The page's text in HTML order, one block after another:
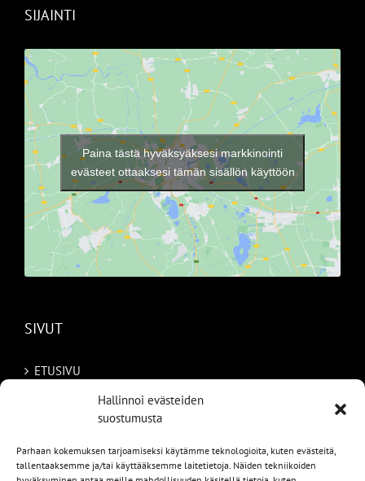
Hallinnoi evästeiden
suostumusta
Parhaan kokemuksen tarjoamiseksi käytämme teknologioita, kuten evästeitä,
tallentaaksemme ja/tai käyttääksemme laitetietoja. Näiden tekniikoiden
SIJAINTI
Paina tästä hyväksyäksesi markkinointi
evästeet ottaaksesi tämän sisällön käyttöön
SIVUT
ETUSIVU
TILAA AUTO RUOTSISTA